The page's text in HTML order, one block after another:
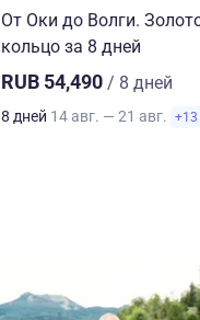
От Оки до Волги.
кольцо за 8 дней
RUB 54,490 / 8 дней
8 дней 14 авг. — 21 авг. +13